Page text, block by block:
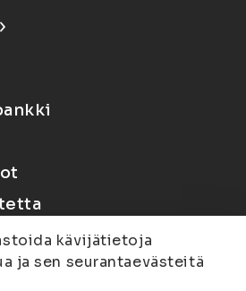
kävijätietoja
ja sen seurantaevästeitä